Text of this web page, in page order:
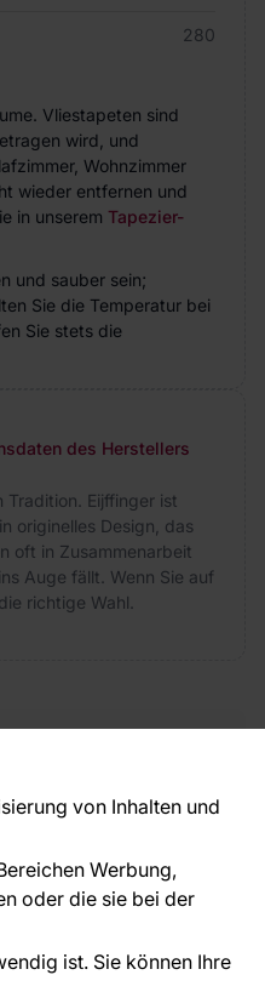
von Inhalten und
Werbung,
oder die sie bei der
ist. Sie können Ihre
280
Vliestapeten sind
wird, und
Wohnzimmer
wieder entfernen und
in unserem Tapezier-
und sauber sein;
Sie die Temperatur bei
Sie stets die
des Herstellers
Tradition. Eijffinger ist
originelles Design, das
oft in Zusammenarbeit
Auge fällt. Wenn Sie auf
richtige Wahl.